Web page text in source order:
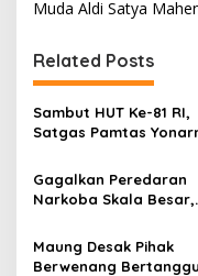
i
g
a
s
i
p
o
s
Muda Aldi Satya
Related Posts
Sambut HUT Ke-81 RI,
Satgas Pamtas
Warga Badau Kibarkan
Merah Putih Sepanjang
Gagalkan Peredaran
Narkoba Skala Besar,
21,4 Kg Sabu dan
WNA Malaysia ke BNNP
Maung Desak Pihak
Berwenang